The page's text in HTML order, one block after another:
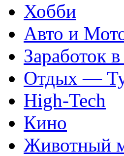
Хобби
Авто и
Заработок
Отдых —
High-Tech
Кино
Животный